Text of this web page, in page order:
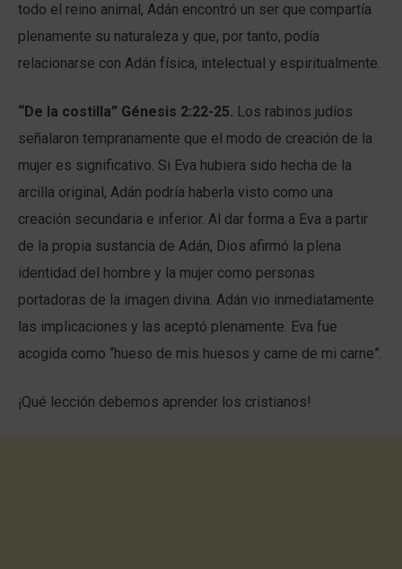
todo el reino animal, Adán encontró un ser que compartía
plenamente su naturaleza y que, por tanto, podía
relacionarse con Adán física, intelectual y espiritualmente.
“De la costilla” Génesis 2:22-25. Los rabinos judíos
señalaron tempranamente que el modo de creación de la
mujer es significativo. Si Eva hubiera sido hecha de la
arcilla original, Adán podría haberla visto como una
creación secundaria e inferior. Al dar forma a Eva a partir
de la propia sustancia de Adán, Dios afirmó la plena
identidad del hombre y la mujer como personas
portadoras de la imagen divina. Adán vio inmediatamente
las implicaciones y las aceptó plenamente. Eva fue
acogida como “hueso de mis huesos y carne de mi carne”.
¡Qué lección debemos aprender los cristianos!